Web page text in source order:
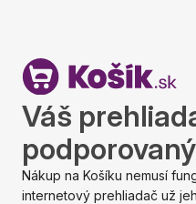
Váš
podporovaný
Nákup na Košíku nemusí
internetový prehliadač už